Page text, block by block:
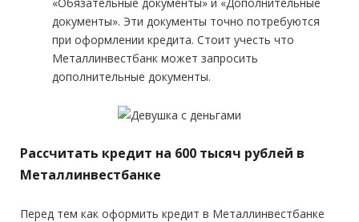
документы». Эти документы точно потребуются
при оформлении кредита. Стоит учесть что
Металлинвестбанк может запросить
дополнительные документы.
Рассчитать кредит на 600 тысяч рублей в
Металлинвестбанке
Перед тем как оформить кредит в Металлинвестбанке